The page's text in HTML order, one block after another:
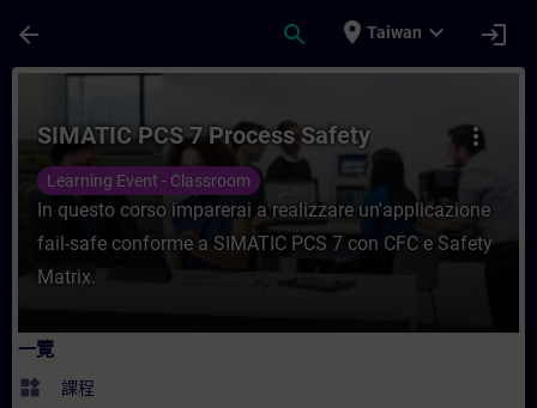
arrow_back search place Taiwan expand_more login
課程 - SIMATIC PCS 7 Process Safety -
more_vert
SIMATIC PCS 7 Process Safety
Learning Event - Classroom
In questo corso imparerai a realizzare un'applicazione
fail-safe conforme a SIMATIC PCS 7 con CFC e Safety
Matrix.
一覽
widgets 課程